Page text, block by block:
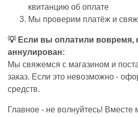
квитанцию об оплате
Мы проверим платёж и
💡 Если вы оплатили вовремя,
аннулирован:
Мы свяжемся с магазином и
заказ. Если это невозможно -
средств.
Главное - не волнуйтесь!